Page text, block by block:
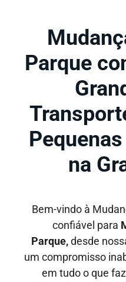
Parque
na
Bem-vindo à
confiável para
Parque,desde
um compromisso
em tudo o que